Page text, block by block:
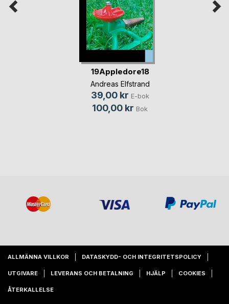
19Appledore18
Andreas Elfstrand
39,00 kr E-bok
100,00 kr Bok
ALLMÄNNA VILLKOR DATASKYDD- OCH INTEGRITETSPOLICY
UTGIVARE LEVERANS OCH BETALNING HJÄLP COOKIES
ÅTERKALLELSE